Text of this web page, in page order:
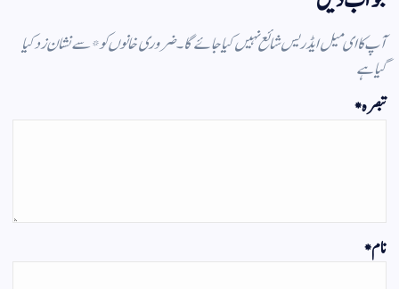
آپ کا ای میل ایڈریس شائع نہیں کیا جائے گا۔ضروری خانوں کو*سے نشان زد کیا
گیا ہے
تبصرہ*
نام*